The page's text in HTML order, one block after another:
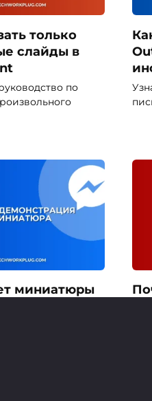
только
слайды в
по
миниатюры